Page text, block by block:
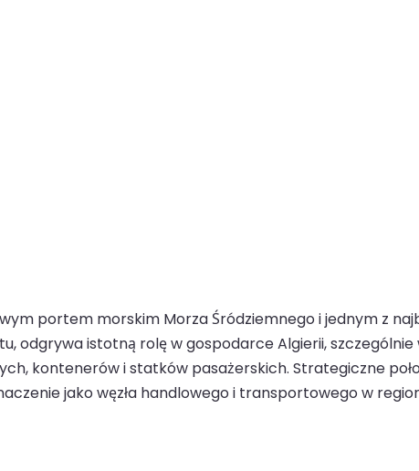
portem morskim Morza Śródziemnego i jednym z
odgrywa istotną rolę w gospodarce Algierii,
kontenerów i statków pasażerskich. Strategiczne
jako węzła handlowego i transportowego w